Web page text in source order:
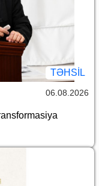
TƏHSIL
06.08.2026